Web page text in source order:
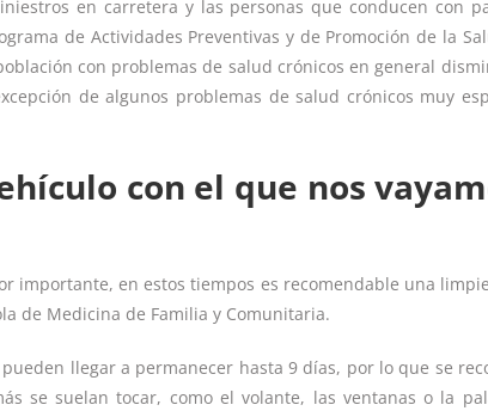
en carretera y las personas que conducen con
de Actividades Preventivas y de Promoción de la
con problemas de salud crónicos en general
de algunos problemas de salud crónicos muy
con el que nos
importante, en estos tiempos es recomendable una
de Medicina de Familia y Comunitaria.
llegar a permanecer hasta 9 días, por lo que se
se suelan tocar, como el volante, las ventanas o la